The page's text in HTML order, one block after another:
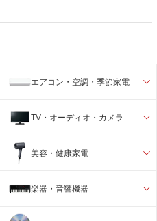
エアコン・空調・季節家電
TV・オーディオ・カメラ
美容・健康家電
楽器・音響機器